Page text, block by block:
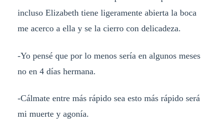
incluso Elizabeth tiene ligeramente abierta la boca
me acerco a ella y se la cierro con delicadeza.
-Yo pensé que por lo menos sería en algunos meses
no en 4 días hermana.
-Cálmate entre más rápido sea esto más rápido será
mi muerte y agonía.